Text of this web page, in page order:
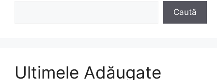
Caută
Ultimele Adăugate